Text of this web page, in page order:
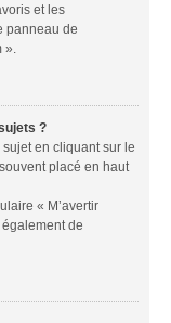
et les
panneau de
».
?
en cliquant sur le
placé en haut
« M’avertir
de